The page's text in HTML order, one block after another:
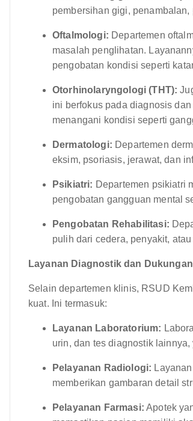
pembersihan gigi,
Oftalmologi: Departemen
masalah penglihatan.
pengobatan kondisi seperti
Otorhinolaryngologi (THT):
ini berfokus pada diagnosis
menangani kondisi seperti
Dermatologi: Departemen
eksim, psoriasis, jerawat, dan
Psikiatri: Departemen psikiatri
pengobatan gangguan mental
Pengobatan Rehabilitasi:
pulih dari cedera, penyakit,
Layanan Diagnostik dan
Selain departemen klinis, RSUD
kuat. Ini termasuk:
Layanan Laboratorium:
urin, dan tes diagnostik
Pelayanan Radiologi:
memberikan gambaran detail
Pelayanan Farmasi: Apotek